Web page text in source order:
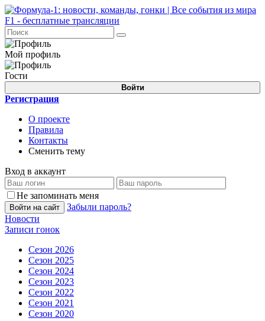
Мой профиль
Гости
Войти
Регистрация
О проекте
Правила
Контакты
Сменить тему
Вход в аккаунт
Не запоминать меня
Войти на сайт
Забыли пароль?
Новости
Записи гонок
Сезон 2026
Сезон 2025
Сезон 2024
Сезон 2023
Сезон 2022
Сезон 2021
Сезон 2020